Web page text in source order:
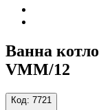
Ванна
VMM/12
Код: 7721